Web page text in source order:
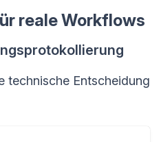
reale Workflows
technische Entscheidung